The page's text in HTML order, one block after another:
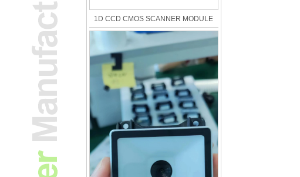
1D CCD CMOS SCANNER MODULE